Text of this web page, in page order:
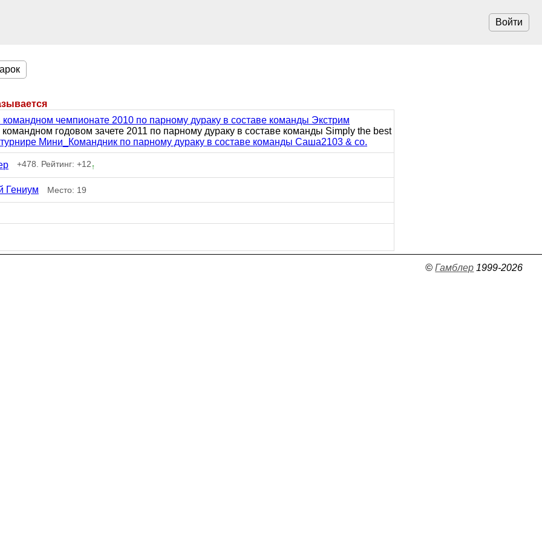
Войти
командном чемпионате 2010 по парному дураку в составе команды Экстрим
годовом зачете 2011 по парному дураку в составе команды Simply the best
Мини_Командник по парному дураку в составе команды Саша2103 & co.
+478. Рейтинг: +12↑
Гениум Место: 19
©Гамблер 1999-2026